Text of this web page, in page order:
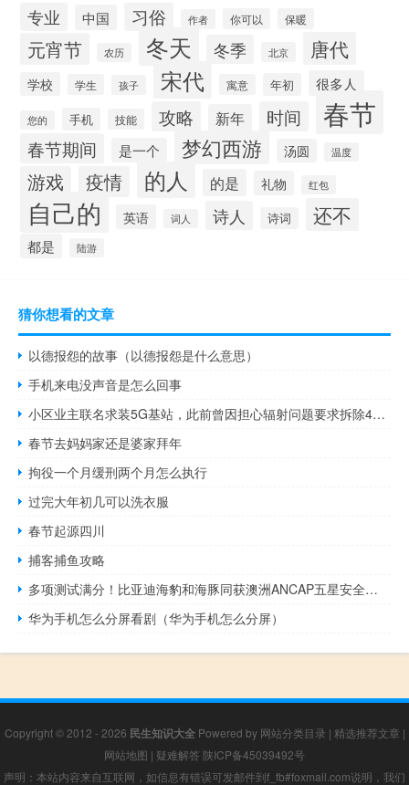
专业 中国 习俗 作者 你可以 保暖
元宵节 农历 冬天 冬季 北京 唐代
学校 学生 孩子 宋代 寓意 年初 很多人
您的 手机 技能 攻略 新年 时间 春节
春节期间 是一个 梦幻西游 汤圆 温度
游戏 疫情 的人 的是 礼物 红包
自己的 英语 词人 诗人 诗词 还不
都是 陆游
猜你想看的文章
以德报怨的故事（以德报怨是什么意思）
手机来电没声音是怎么回事
小区业主联名求装5G基站，此前曾因担心辐射问题要求拆除4G基站
春节去妈妈家还是婆家拜年
拘役一个月缓刑两个月怎么执行
过完大年初几可以洗衣服
春节起源四川
捕客捕鱼攻略
多项测试满分！比亚迪海豹和海豚同获澳洲ANCAP五星安全评级
华为手机怎么分屏看剧（华为手机怎么分屏）
Copyright © 2012 - 2026 民生知识大全Powered by 网站分类目录 | 精选推荐文章 |
网站地图 | 疑难解答 陕ICP备45039492号
声明：本站内容来自互联网，如信息有错误可发邮件到f_fb#foxmail.com说明，我们